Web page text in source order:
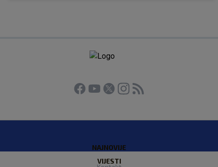
NAJNOVIJE
VIJESTI